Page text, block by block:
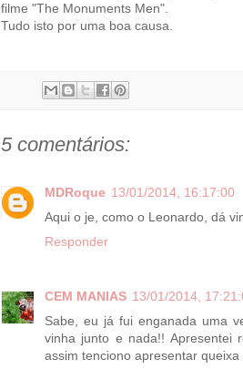
filme "The Monuments Men".
Tudo isto por uma boa causa.
5 comentários:
MDRoque 13/01/2014, 16:17:00
Aqui o je, como o Leonardo, dá
Responder
CEM MANIAS 13/01/2014,
Sabe, eu já fui enganada uma
vinha junto e nada!! Apresentei
assim tenciono apresentar queixa